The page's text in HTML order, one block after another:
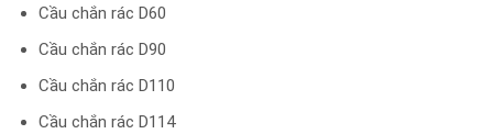
Cầu chắn rác D60
Cầu chắn rác D90
Cầu chắn rác D110
Cầu chắn rác D114